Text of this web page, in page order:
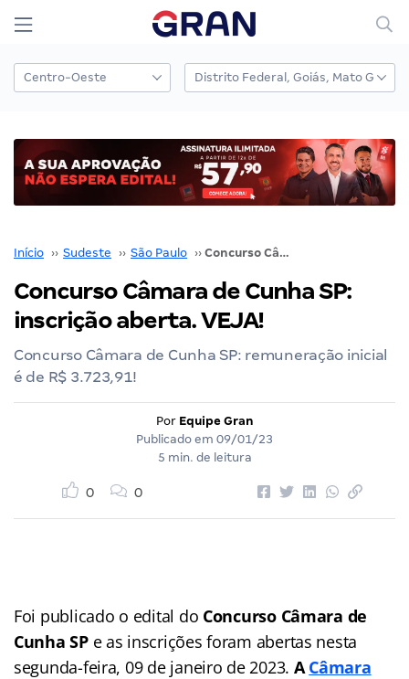
Início ›› Sudeste ›› São Paulo ›› Concurso Câmara de Cunha SP: inscrição aberta. VEJA!
Concurso Câmara de Cunha SP:
inscrição aberta. VEJA!
Concurso Câmara de Cunha SP: remuneração inicial
é de R$ 3.723,91!
Por Equipe Gran
Publicado em 09/01/23
5 min. de leitura
0 0
Foi publicado o edital do Concurso Câmara de
Cunha SPe as inscrições foram abertas nesta
segunda-feira, 09 de janeiro de 2023. ACâmara